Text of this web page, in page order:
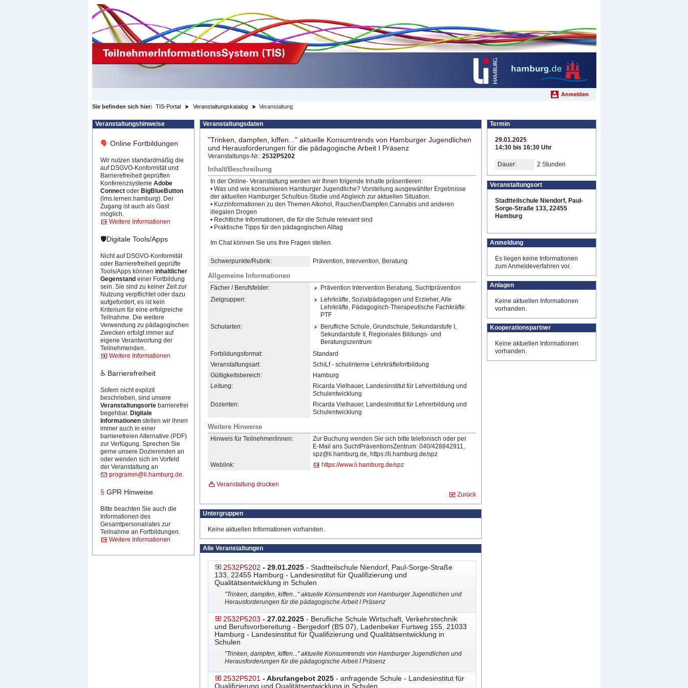
Anmelden
Sie befinden sich hier: TIS-Portal Veranstaltungskatalog Veranstaltung
Veranstaltungshinweise
🗣Online Fortbildungen
Wir nutzen standardmäßig die
auf DSGVO-Konformität und
Barrierefreiheit geprüften
Konferenzsysteme Adobe
Connect oderBigBlueButton
(lms.lernen.hamburg). Der
Zugang ist auch als Gast
möglich.
Weitere Informationen
🛡️Digitale Tools/Apps
Nicht auf DSGVO-Konformität
oder Barrierefreiheit geprüfte
Tools/Apps können inhaltlicher
Gegenstand einer Fortbildung
sein. Sie sind zu keiner Zeit zur
Nutzung verpflichtet oder dazu
aufgefordert, es ist kein
Kriterium für eine erfolgreiche
Teilnahme. Die weitere
Verwendung zu pädagogischen
Zwecken erfolgt immer auf
eigene Verantwortung der
Teilnehmenden.
Weitere Informationen
♿ Barrierefreiheit
Sofern nicht explizit
beschrieben, sind unsere
Veranstaltungsortebarrierefrei
begehbar. Digitale
Informationenstellen wir ihnen
immer auch in einer
barrierefreien Alternative (PDF)
zur Verfügung. Sprechen Sie
gerne unsere Dozierenden an
oder wenden sich im Vorfeld
der Veranstaltung an
programm@li.hamburg.de.
§ GPR Hinweise
Bitte beachten Sie auch die
Informationen des
Gesamtpersonalrates zur
Teilnahme an Fortbildungen.
Weitere Informationen
Veranstaltungsdaten
"Trinken, dampfen, kiffen..." aktuelle Konsumtrends von Hamburger Jugendlichen
und Herausforderungen für die pädagogische Arbeit I Präsenz
Veranstaltungs-Nr.: 2532P5202
Inhalt/Beschreibung
In der Online- Veranstaltung werden wir Ihnen folgende Inhalte präsentieren:
• Was und wie konsumieren Hamburger Jugendliche? Vorstellung ausgewählter Ergebnisse
der aktuellen Hamburger Schulbus-Studie und Abgleich zur aktuellen Situation.
• Kurzinformati​onen zu den Themen Alkohol, Rauchen/Dampfen,Cannabis und anderen
illegalen Drogen
• Rechtliche Informationen, die für die Schule relevant sind
• Praktische Tipps für den pädagogischen Alltag
Im Chat können Sie uns Ihre Fragen stellen.
Schwerpunkte/Rubrik: Prävention, Intervention, Beratung
Allgemeine Informationen
Fächer / Berufsfelder:
Prävention Intervention Beratung, Suchtprävention
Zielgruppen:
Lehrkräfte, Sozialpädagogen und Erzieher, Alle
Lehrkräfte, Pädagogisch-Therapeutische ​ Fachkräfte
PTF
Schularten:
Berufliche Schule, Grundschule, Sekundarstufe I,
Sekundarstufe II, Regionales Bildungs- und
Beratungszentrum
Forbildungsformat:
Standard
Veranstaltungsart:
SchiLf - schulinterne Lehrkräftefortbildung
Gültigkeitsbereich:
Hamburg
Leitung:
Ricarda Vielhauer, Landesinstitut für Lehrerbildung und
Schulentwicklung
Dozenten:
Ricarda Vielhauer, Landesinstitut für Lehrerbildung und
Schulentwicklung
Weitere Hinweise
Hinweis für Teilnehmer/innen:
Zur Buchung wenden Sie sich bitte telefonisch oder per
E-Mail ans SuchtPräventionsZentrum: 040/428842911,
spz@li.hamburg.de, https://li.hamburg.de/spz
Weblink:
https://www.li.hamburg.de/​spz
Veranstaltung drucken
Zurück
Untergruppen
Keine aktuellen Informationen vorhanden.
Alle Veranstaltungen
2532P5202 - 29.01.2025- Stadtteilschule Niendorf, Paul-Sorge-Straße
133, 22455 Hamburg - Landesinstitut für Qualifizierung und
Qualitätsentwicklung in Schulen
"Trinken, dampfen, kiffen..." aktuelle Konsumtrends von Hamburger Jugendlichen und
Herausforderungen für die pädagogische Arbeit I Präsenz
2532P5203 - 27.02.2025- Berufliche Schule Wirtschaft, Verkehrstechnik
und Berufsvorbereitung - Bergedorf (BS 07), Ladenbeker Furtweg 155, 21033
Hamburg - Landesinstitut für Qualifizierung und Qualitätsentwicklung in
Schulen
"Trinken, dampfen, kiffen..." aktuelle Konsumtrends von Hamburger Jugendlichen und
Herausforderungen für die pädagogische Arbeit I Präsenz
2532P5201 - Abrufangebot 2025- anfragende Schule - Landesinstitut für
Qualifizierung und Qualitätsentwicklung in Schulen
Termin
29.01.2025
14:30 bis 16:30 Uhr
Dauer: 2 Stunden
Veranstaltungsort
Stadtteilschule Niendorf, Paul-
Sorge-Straße 133, 22455
Hamburg
Anmeldung
Es liegen keine Informationen
zum Anmeldeverfahren vor.
Anlagen
Keine aktuellen Informationen
vorhanden.
Kooperationspartner
Keine aktuellen Informationen
vorhanden.